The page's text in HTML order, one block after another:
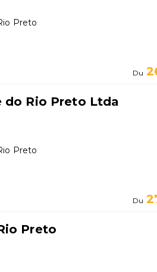
Preto
Du
do Rio Preto Ltda
Preto
Du
Preto